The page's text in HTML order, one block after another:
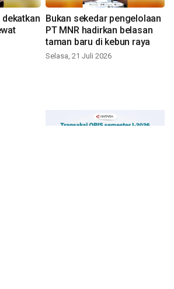
dekatkan Bukan sekedar pengelolaan
PT MNR hadirkan belasan
taman baru di kebun raya
Selasa, 21 Juli 2026